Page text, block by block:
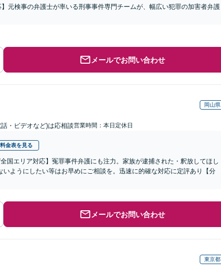
元検事の弁護士が率いる刑事事件専門チームが、幅広い犯罪の加害者弁護
メールでお問い合わせ
岡山県
・ビデオなど)は応相談営業時間：本日定休日
料金表を見る
国エリア対応】冤罪事件弁護にも注力。家族が逮捕された・釈放してほし
ようにしたい等はお早めにご相談を。迅速に的確な対応に定評あり【分
メールでお問い合わせ
東京都